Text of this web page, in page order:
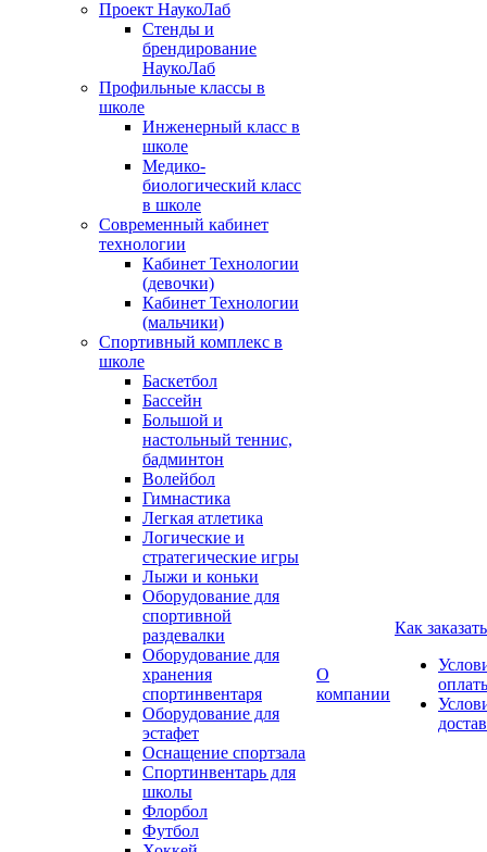
Проект НаукоЛаб
Стенды и
брендирование
НаукоЛаб
Профильные классы в
школе
Инженерный класс в
школе
Медико-
биологический класс
в школе
Современный кабинет
технологии
Кабинет Технологии
(девочки)
Кабинет Технологии
(мальчики)
Спортивный комплекс в
школе
Баскетбол
Бассейн
Большой и
настольный теннис,
бадминтон
Волейбол
Гимнастика
Легкая атлетика
Логические и
стратегические игры
Лыжи и коньки
Оборудование для
спортивной
раздевалки
Оборудование для
хранения
спортинвентаря
Оборудование для
эстафет
Оснащение спортзала
Спортинвентарь для
школы
Флорбол
Футбол
О
компании
Как